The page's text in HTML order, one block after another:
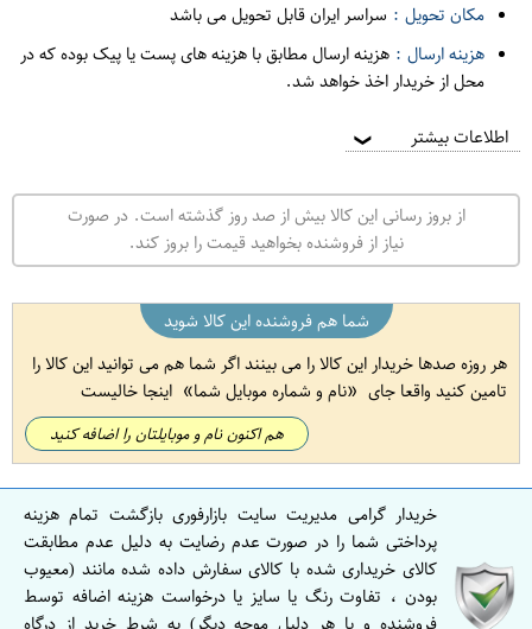
مکان تحویل : سراسر ایران قابل تحویل می باشد
هزینه ارسال : هزینه ارسال مطابق با هزینه های پست یا پیک بوده که در
محل از خریدار اخذ خواهد شد.
اطلاعات بیشتر ❯
از بروز رسانی این کالا بیش از صد روز گذشته است. در صورت
نیاز از فروشنده بخواهید قیمت را بروز کند.
شما هم فروشنده این کالا شوید
هر روزه صدها خریدار این کالا را می بینند اگر شما هم می توانید این کالا را
تامین کنید واقعا جای
نام و شماره موبایل شما اینجا خالیست
هم اکنون نام و موبایلتان را اضافه کنید
خریدار گرامی مدیریت سایت بازارفوری بازگشت تمام هزینه
پرداختی شما را در صورت عدم رضایت به دلیل عدم مطابقت
کالای خریداری شده با کالای سفارش داده شده مانند (معیوب
بودن ، تفاوت رنگ یا سایز یا درخواست هزینه اضافه توسط